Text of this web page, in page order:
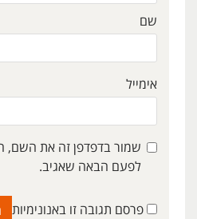
שם
אימייל
שמור בדפדפן זה את השם,
לפעם הבאה שאגיב.
פרסם תגובה זו באנונימיות